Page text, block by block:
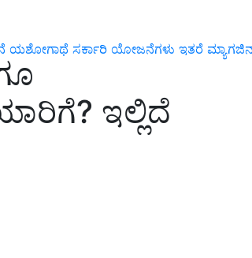
ಯಶೋಗಾಥೆ ಸರ್ಕಾರಿ ಯೋಜನೆಗಳು ಇತರೆ
ಇಲ್ಲಿದೆ